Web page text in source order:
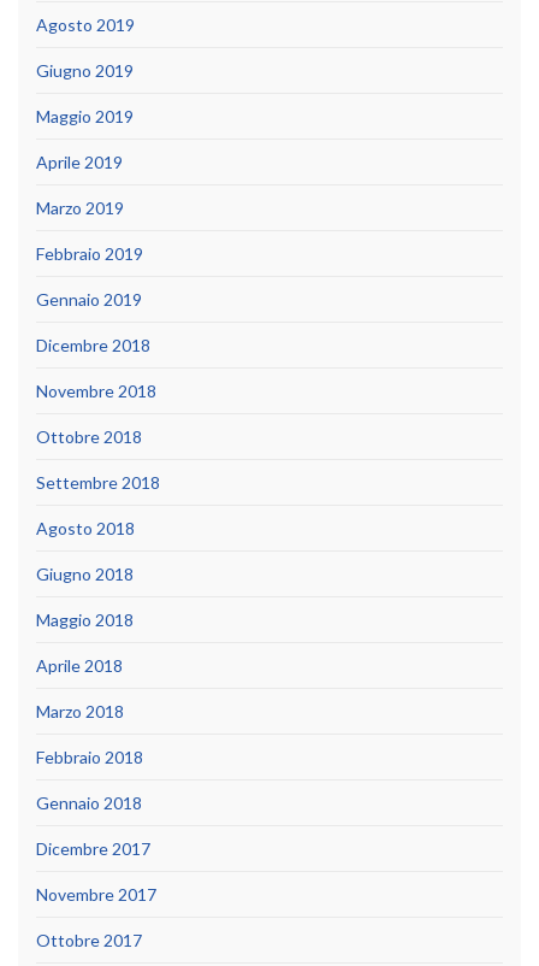
Agosto 2019
Giugno 2019
Maggio 2019
Aprile 2019
Marzo 2019
Febbraio 2019
Gennaio 2019
Dicembre 2018
Novembre 2018
Ottobre 2018
Settembre 2018
Agosto 2018
Giugno 2018
Maggio 2018
Aprile 2018
Marzo 2018
Febbraio 2018
Gennaio 2018
Dicembre 2017
Novembre 2017
Ottobre 2017